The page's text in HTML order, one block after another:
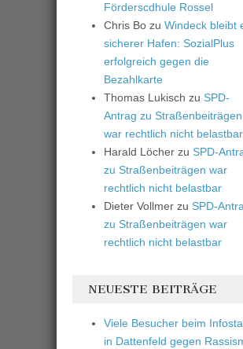
Förderscdhule Rossel
Chris Bo zu Windeck bleibt
sicherer Hafen: SozialPlus
erfolgreich gegen die
Bezahlkarte
Thomas Lukisch zu SPD-
Antrag zu Straßenbeiträgen
war rechtlich nicht belastbar
Harald Löcher zu SPD-
zu Straßenbeiträgen war
rechtlich nicht belastbar
Dieter Vollmer zu SPD-
zu Straßenbeiträgen war
rechtlich nicht belastbar
NEUESTE BEITRÄGE
Viele Besucher beim
in Dattenfeld gegen